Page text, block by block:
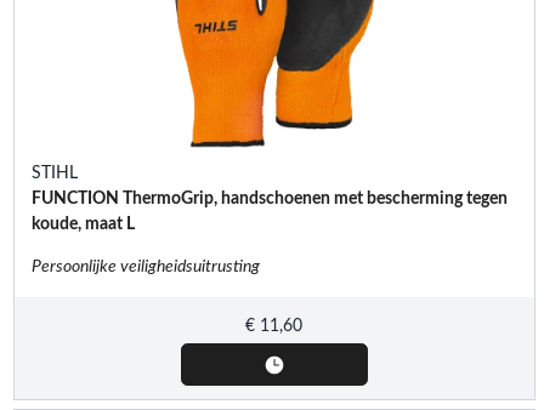
STIHL
FUNCTION ThermoGrip, handschoenen met bescherming tegen
koude, maat L
Persoonlijke veiligheidsuitrusting
€ 11,60